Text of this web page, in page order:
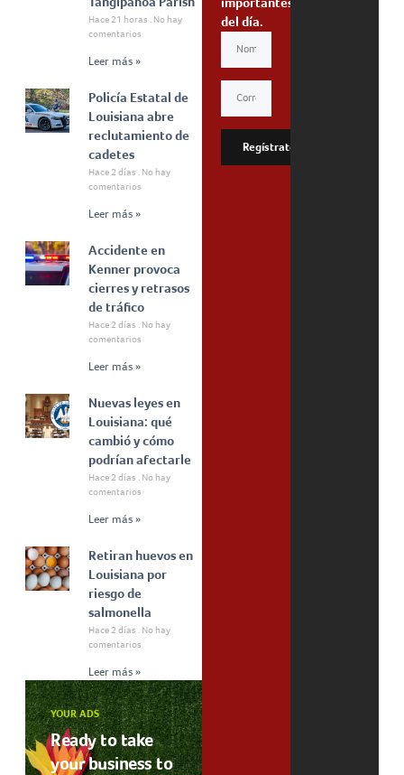
Hace 21 horas
No hay
comentarios
Leer más »
Policía Estatal de
Louisiana abre
reclutamiento de
cadetes
Hace 2 días
No hay
comentarios
Leer más »
Accidente en
Kenner provoca
cierres y retrasos
de tráfico
Hace 2 días
No hay
comentarios
Leer más »
Nuevas leyes en
Louisiana: qué
cambió y cómo
podrían afectarle
Hace 2 días
No hay
comentarios
Leer más »
Retiran huevos en
Louisiana por
riesgo de
salmonella
Hace 2 días
No hay
comentarios
Leer más »
YOUR ADS
Ready to take
your business to
del día.
Regístrate